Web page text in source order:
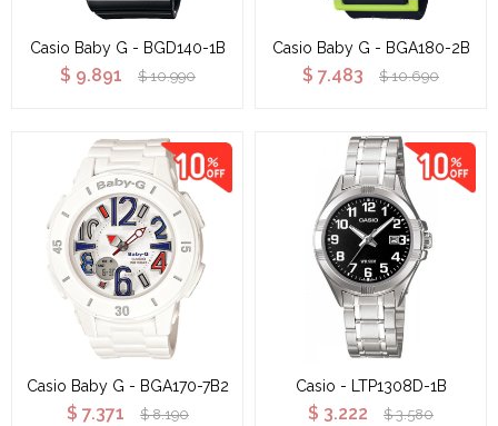
Casio Baby G - BGD140-1B
$ 9.891 $ 10.990
Casio Baby G - BGA180-2B
$ 7.483 $ 10.690
Casio Baby G - BGA170-7B2
$ 7.371 $ 8.190
Casio - LTP1308D-1B
$ 3.222 $ 3.580